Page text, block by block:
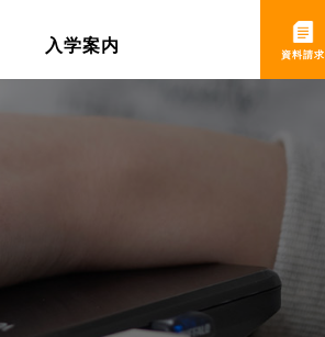
入学案内 資料請求